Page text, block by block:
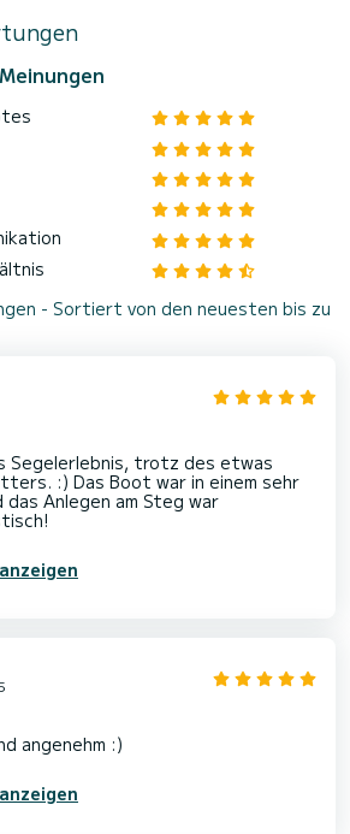
- Sortiert von den neuesten bis zu
Segelerlebnis, trotz des etwas
:) Das Boot war in einem sehr
Anlegen am Steg war